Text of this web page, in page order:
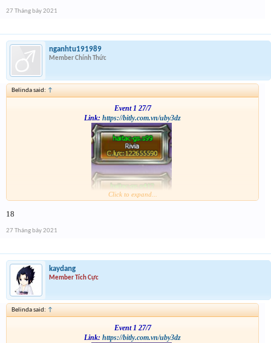
27 Tháng bảy 2021
nganhtu191989
Member Chính Thức
Belinda said: ↑
Event 1 27/7
Link: https://bitly.com.vn/uby3dz
Click to expand...
18
27 Tháng bảy 2021
kaydang
Member Tích Cực
Belinda said: ↑
Event 1 27/7
Link: https://bitly.com.vn/uby3dz